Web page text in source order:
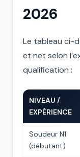
2026
Le tableau ci-
et net selon
qualification :
NIVEAU /
EXPÉRIENCE
Soudeur N1
(débutant)